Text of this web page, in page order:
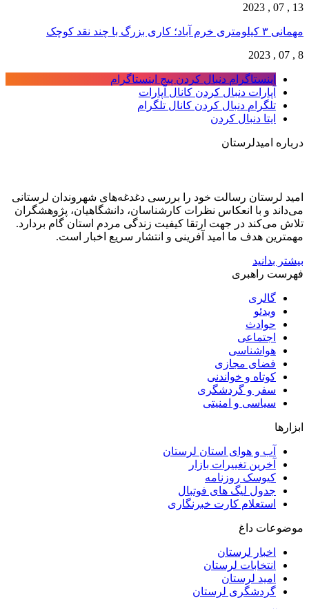
13 , 07 , 2023
مهمانی ۳ کیلومتری خرم آباد؛ کاری بزرگ با چند نقد کوچک
8 , 07 , 2023
اینستاگرام دنبال کردن پیج اینستاگرام
آپارات دنبال کردن کانال آپارات
تلگرام دنبال کردن کانال تلگرام
ایتا دنبال کردن
درباره امیدلرستان
امید لرستان رسالت خود را بررسی دغدغه‌های شهروندان لرستانی
می‌داند و با انعکاس نظرات کارشناسان، دانشگاهیان، پژوهشگران
تلاش می‌کند در جهت ارتقا کیفیت زندگی مردم استان گام بردارد.
مهمترین هدف ما امید آفرینی و انتشار سریع اخبار است.
بیشتر بدانید
فهرست راهبری
گالری
ویدئو
حوادث
اجتماعی
هواشناسی
فضای مجازی
کوتاه و خواندنی
سفر و گردشگری
سیاسی و امنیتی
ابزارها
آب و هوای استان لرستان
آخرین تغییرات بازار
کیوسک روزنامه
جدول لیگ های فوتبال
استعلام کارت خبرنگاری
موضوعات داغ
اخبار لرستان
انتخابات لرستان
امید لرستان
گردشگری لرستان